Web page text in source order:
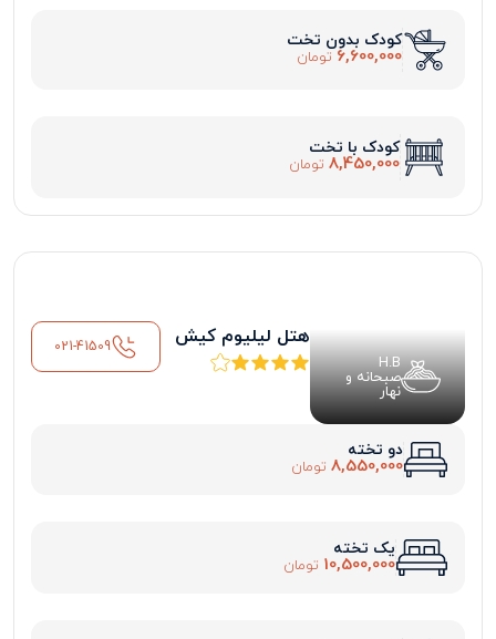
کودک بدون تخت
6,600,000 تومان
کودک با تخت
8,450,000 تومان
H.B
صبحانه و
نهار
هتل لیلیوم کیش 021-41509
دو تخته
8,550,000 تومان
یک تخته
10,500,000 تومان